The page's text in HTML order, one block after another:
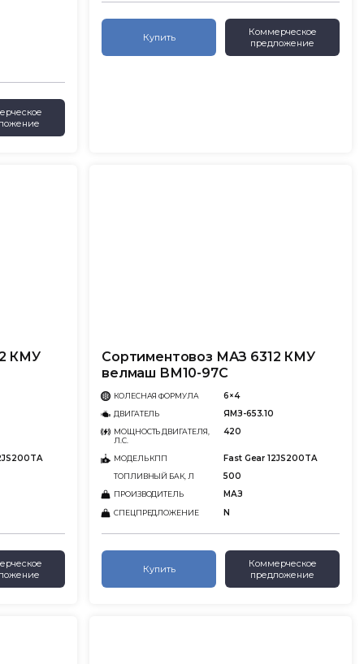
Купить
Коммерческое
предложение
КМУ
Сортиментовоз МАЗ 6312 КМУ
велмаш ВМ10-97С
КОЛЕСНАЯ ФОРМУЛА 6×4
ДВИГАТЕЛЬ ЯМЗ-653.10
МОЩНОСТЬ ДВИГАТЕЛЯ,
Л.С.
420
МОДЕЛЬ КПП Fast Gear 12JS200TA
ТОПЛИВНЫЙ БАК, Л 500
ПРОИЗВОДИТЕЛЬ МАЗ
СПЕЦПРЕДЛОЖЕНИЕ N
Купить
Коммерческое
предложение